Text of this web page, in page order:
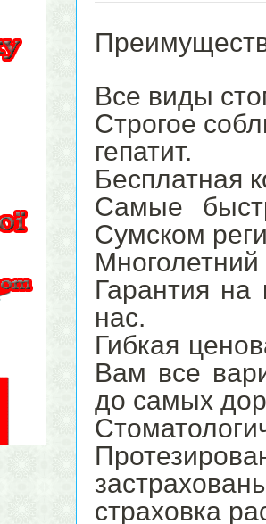
Все виды
Строгое
гепатит.
Бесплатная
Самые
Сумском
Гарантия на
нас.
Гибкая
Вам все
до самых
страховка